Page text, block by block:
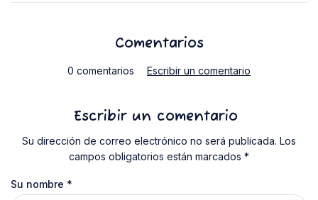
Comentarios
0 comentarios Escribir un comentario
Escribir un comentario
Su dirección de correo electrónico no será publicada. Los
campos obligatorios están marcados *
Su nombre *